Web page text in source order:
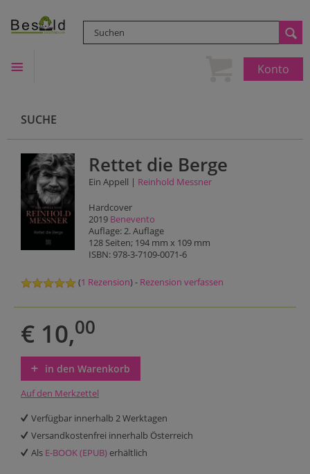
Konto
SUCHE
Rettet die Berge
Ein Appell | Reinhold Messner
Hardcover
2019 Benevento
Auflage: 2. Auflage
128 Seiten; 194 mm x 109 mm
ISBN: 978-3-7109-0071-6
(1 Rezension) - Rezension verfassen
€ 10,00
in den Warenkorb
Auf den Merkzettel
Verfügbar innerhalb 2 Werktagen
Versandkostenfrei innerhalb Österreich
Als E-BOOK (EPUB) erhältlich